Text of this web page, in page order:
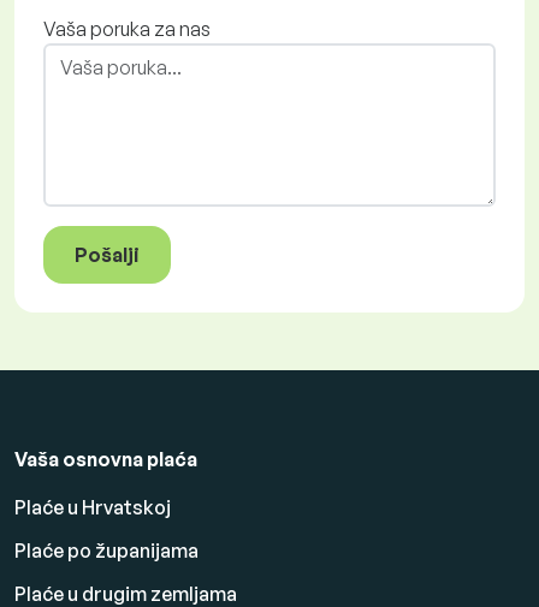
Vaša poruka za nas
Pošalji
Vaša osnovna plaća
Plaće u Hrvatskoj
Plaće po županijama
Plaće u drugim zemljama